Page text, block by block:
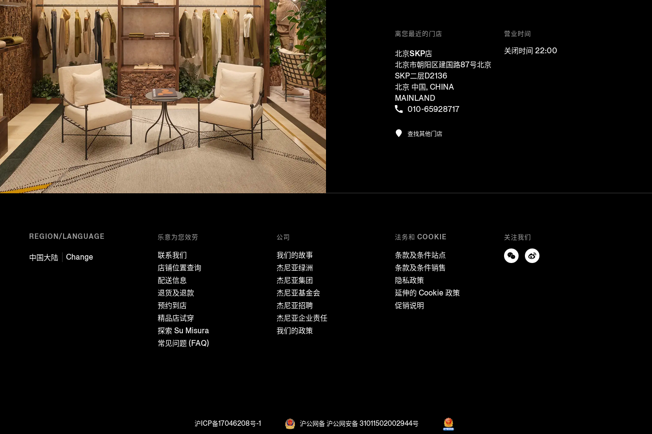
离您最近的门店
北京SKP店
北京市朝阳区建国路87号北京
SKP二层D2136
北京 中国, CHINA
MAINLAND
010-65928717
营业时间
关闭时间 22:00
查找其他门店
REGION/LANGUAGE
中国大陆 Change
乐意为您效劳
联系我们
店铺位置查询
配送信息
退货及退款
预约到店
精品店试穿
探索 Su Misura
常见问题 (FAQ)
公司
我们的故事
杰尼亚绿洲
杰尼亚集团
杰尼亚基金会
杰尼亚招聘
杰尼亚企业责任
我们的政策
法务和 COOKIE
条款及条件站点
条款及条件销售
隐私政策
延伸的 Cookie 政策
促销说明
关注我们
沪ICP备17046208号-1 沪公网备 沪公网安备 31011502002944号